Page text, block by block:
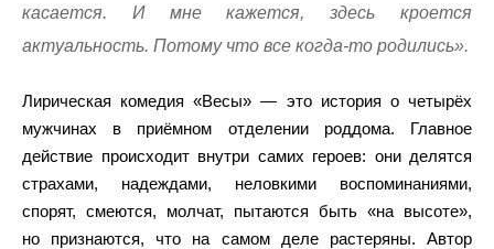
касается. И мне кажется, здесь кроется
актуальность. Потому что все когда-то родились».
Лирическая комедия «Весы» — это история о четырёх
мужчинах в приёмном отделении роддома. Главное
действие происходит внутри самих героев: они делятся
страхами, надеждами, неловкими воспоминаниями,
спорят, смеются, молчат, пытаются быть «на высоте»,
но признаются, что на самом деле растеряны. Автор